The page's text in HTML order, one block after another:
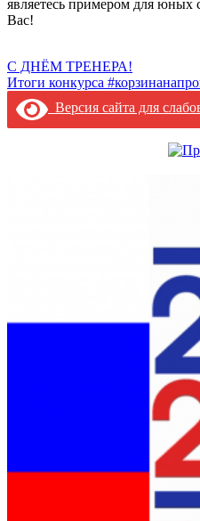
являетесь примером для юных
Вас!
Навигация
по
записям
С ДНЁМ ТРЕНЕРА!
Итоги конкурса
Версия сайта для